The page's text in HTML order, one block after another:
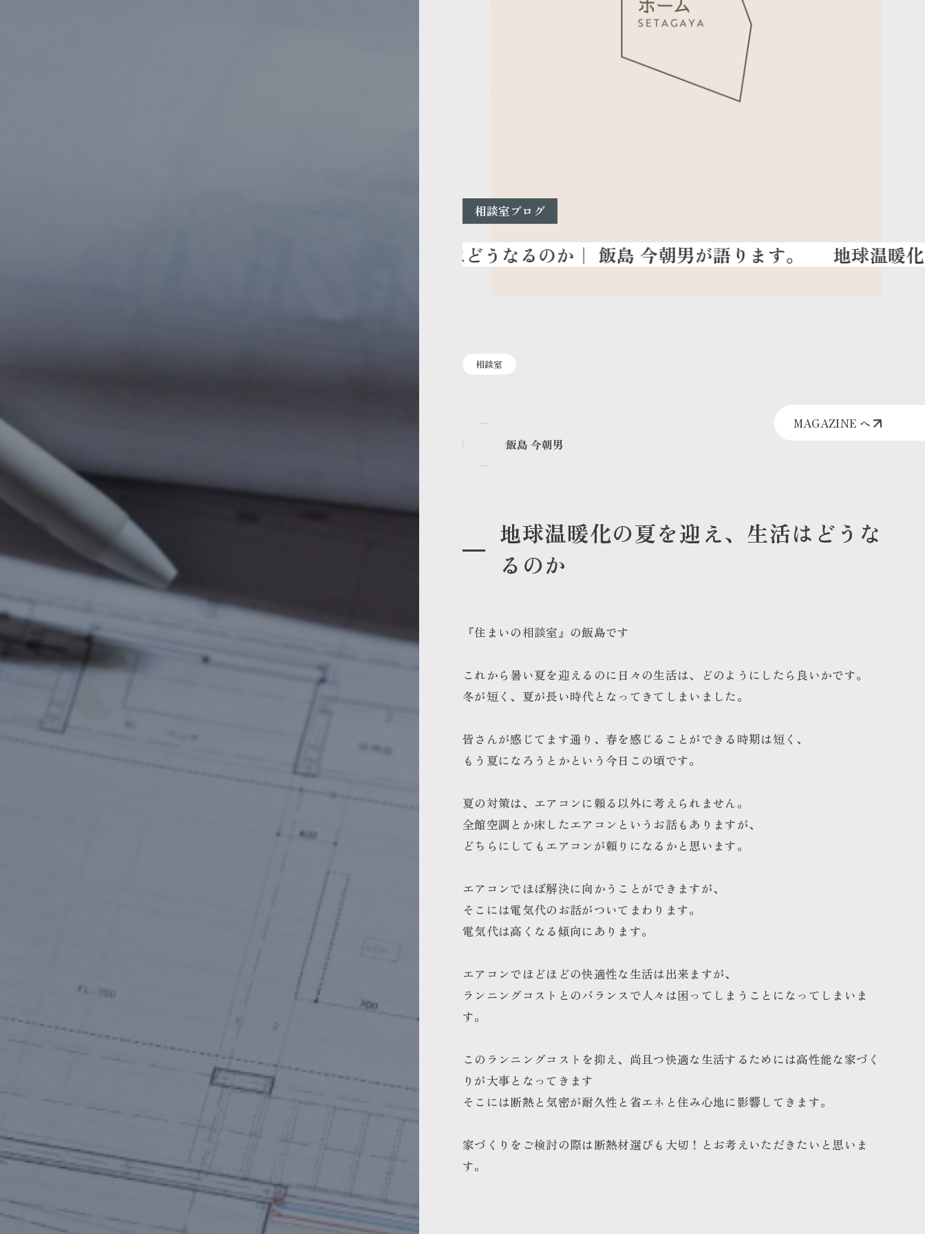
相談室ブログ
地球温暖化の夏を
相談室
MAGAZINE へ
飯島 今朝男
地球温暖化の夏を迎え、生活はどうな
るのか
『住まいの相談室』の飯島です
これから暑い夏を迎えるのに日々の生活は、どのようにしたら良いかです。
冬が短く、夏が長い時代となってきてしまいました。
皆さんが感じてます通り、春を感じることができる時期は短く、
もう夏になろうとかという今日この頃です。
夏の対策は、エアコンに頼る以外に考えられません。
全館空調とか床したエアコンというお話もありますが、
どちらにしてもエアコンが頼りになるかと思います。
エアコンでほぼ解決に向かうことができますが、
そこには電気代のお話がついてまわります。
電気代は高くなる傾向にあります。
エアコンでほどほどの快適性な生活は出来ますが、
ランニングコストとのバランスで人々は困ってしまうことになってしまいま
す。
このランニングコストを抑え、尚且つ快適な生活するためには高性能な家づく
りが大事となってきます
そこには断熱と気密が耐久性と省エネと住み心地に影響してきます。
家づくりをご検討の際は断熱材選びも大切！とお考えいただきたいと思いま
す。